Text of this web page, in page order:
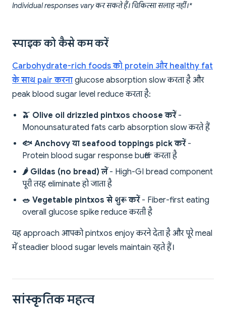
Individual responses vary कर सकते हैं। चिकित्सा सलाह नहीं।*
स्पाइक को कैसे कम करें
Carbohydrate-rich foods को protein और healthy fat
के साथ pair करना glucose absorption slow करता है और
peak blood sugar level reduce करता है:
🫒 Olive oil drizzled pintxos choose करें-
Monounsaturated fats carb absorption slow करते हैं
🐟 Anchovy या seafood toppings pick करें-
Protein blood sugar response buffer करता है
🌶️ Gildas (no bread) लें- High-GI bread component
पूरी तरह eliminate हो जाता है
🥗 Vegetable pintxos से शुरू करें- Fiber-first eating
overall glucose spike reduce करती है
यह approach आपको pintxos enjoy करने देता है और पूरे meal
में steadier blood sugar levels maintain रहते हैं।
सांस्कृतिक महत्व